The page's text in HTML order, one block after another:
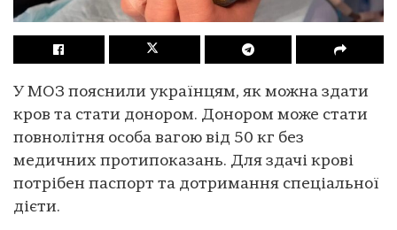
У МОЗ пояснили українцям, як можна здати
кров та стати донором. Донором може стати
повнолітня особа вагою від 50 кг без
медичних протипоказань. Для здачі крові
потрібен паспорт та дотримання спеціальної
дієти.